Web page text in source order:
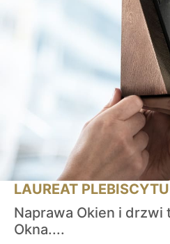
LAUREAT
Naprawa Okien i drzwi
Okna....